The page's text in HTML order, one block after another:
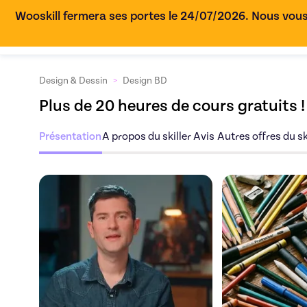
Wooskill fermera ses portes le 24/07/2026. Nous
Design & Dessin > Design BD
Plus de 20 heures de cours gratuits !
PrésentationA propos du skillerAvis Autres offres du
Découvrez l'offre